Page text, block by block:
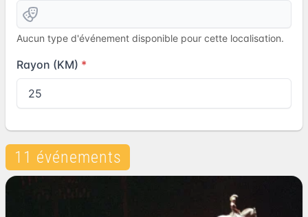
Aucun type d'événement disponible pour cette localisation.
Rayon (KM)
11 événements